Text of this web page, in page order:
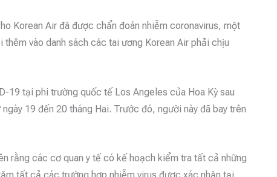
Korean Air đã được chẩn đoán nhiễm coronavirus, một
vào danh sách các tai ương Korean Air phải chịu
19 tại phi trường quốc tế Los Angeles của Hoa Kỳ sau
19 đến 20 tháng Hai. Trước đó, người này đã bay trên
rằng các cơ quan y tế có kế hoạch kiểm tra tất cả những